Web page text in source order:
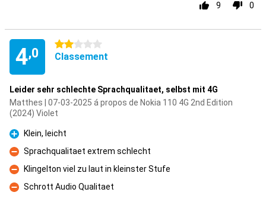
9 0
4,0
2 étoiles
Classement
Leider sehr schlechte Sprachqualitaet, selbst mit 4G
Matthes | 07-03-2025 á propos de Nokia 110 4G 2nd Edition
(2024) Violet
Pour
Klein, leicht
Contre
Sprachqualitaet extrem schlecht
Contre
Klingelton viel zu laut in kleinster Stufe
Contre
Schrott Audio Qualitaet